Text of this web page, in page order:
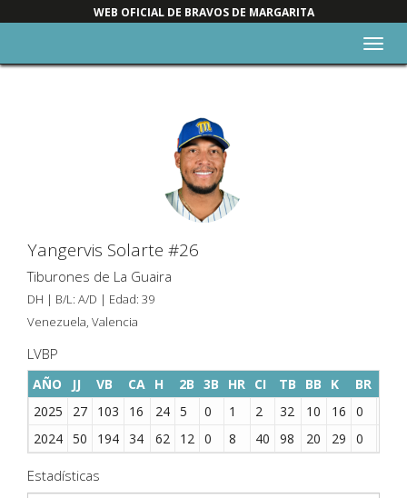
WEB OFICIAL DE BRAVOS DE MARGARITA
Yangervis Solarte #26
Tiburones de La Guaira
DH | B/L: A/D | Edad: 39
Venezuela, Valencia
LVBP
AÑO JJ VB CA H 2B 3B HR CI TB BB K BR
2025
27 103 16 24 5 0 1 2 32 10 16 0
2024 50 194 34 62 12 0 8 40 98 20 29 0
Estadísticas